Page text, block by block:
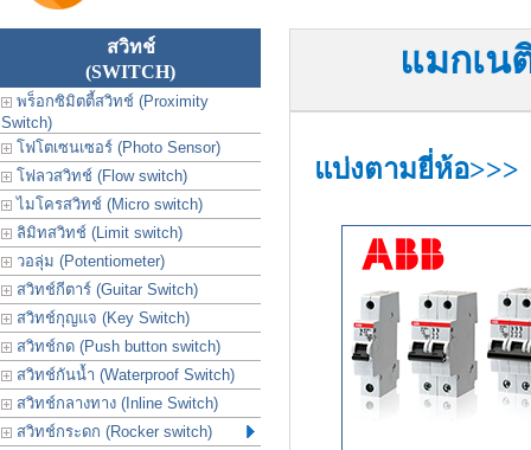
สวิทช์
(SWITCH)
พร็อกซิมิตตี้สวิทช์ (Proximity
Switch)
โฟโตเซนเซอร์ (Photo Sensor)
โฟลวสวิทช์ (Flow switch)
ไมโครสวิทช์ (Micro switch)
ลิมิทสวิทช์ (Limit switch)
วอลุ่ม (Potentiometer)
สวิทช์กีตาร์ (Guitar Switch)
สวิทช์กุญแจ (Key Switch)
สวิทช์กด (Push button switch)
สวิทช์กันน้ำ (Waterproof Switch)
สวิทช์กลางทาง (Inline Switch)
สวิทช์กระดก (Rocker switch)
แมกเน
แบ่งตามยี่ห้อ>>>